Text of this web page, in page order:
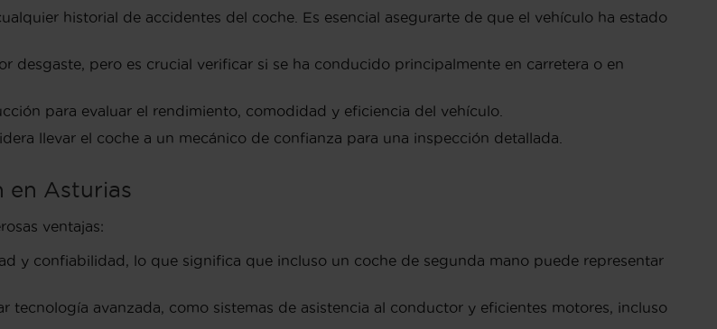
historial de accidentes del coche. Es esencial asegurarte de que el vehículo ha estado
desgaste, pero es crucial verificar si se ha conducido principalmente en carretera o en
para evaluar el rendimiento, comodidad y eficiencia del vehículo.
llevar el coche a un mecánico de confianza para una inspección detallada.
en Asturias
ventajas:
y confiabilidad, lo que significa que incluso un coche de segunda mano puede representar
tecnología avanzada, como sistemas de asistencia al conductor y eficientes motores, incluso